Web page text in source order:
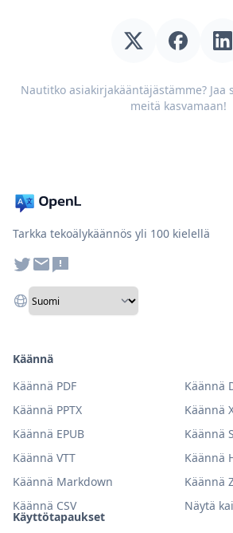
Nautitko asiakirjakääntäjästämme? Jaa
meitä kasvamaan!
Tarkka tekoälykäännös yli 100 kielellä
Käyttötapaukset
Käännä
Käännä PDF
Käännä
Käännä PPTX
Käännä
Käännä EPUB
Käännä
Käännä VTT
Käännä
Käännä Markdown
Käännä
Käännä CSV
Näytä